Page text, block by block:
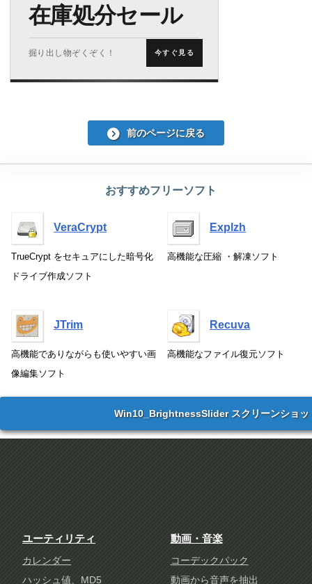
在庫処分セール
掘り出し物ぞくぞく！ 今すぐ見る
前のページに戻る
おすすめフリーソフト
VeraCrypt
TrueCrypt をセキュアにした暗号化
ドライブ作成ソフト
Explzh
高機能な圧縮 ・解凍ソフト
JTrim
高機能でありながらも使いやすい画
像編集ソフト
Recuva
高機能なファイル復元ソフト
Win10_BrightnessSlider スクリーンショッ
ユーティリティ
カレンダー
ハッシュ値、MD5
動画・音楽
コーデックパック
動画から音声を抽出